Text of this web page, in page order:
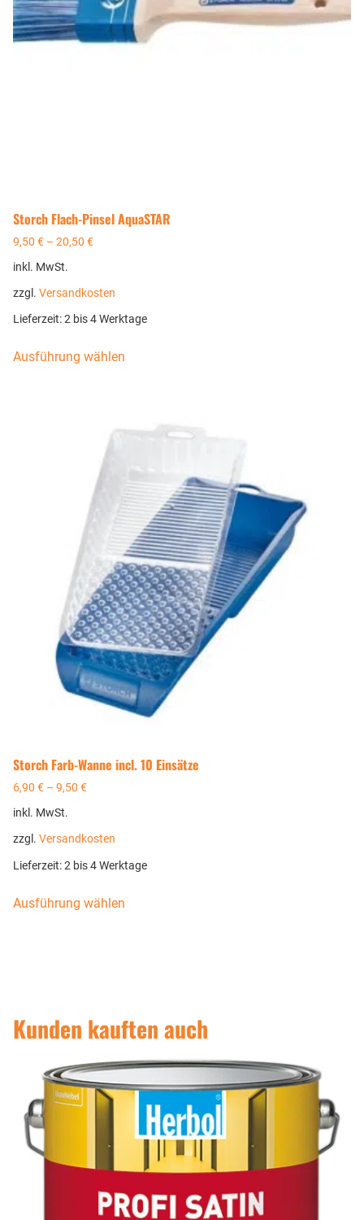
Storch Flach-Pinsel AquaSTAR
9,50 € – 20,50 €
inkl. MwSt.
zzgl. Versandkosten
Lieferzeit:2 bis 4 Werktage
Ausführung wählen
Storch Farb-Wanne incl. 10 Einsätze
6,90 € – 9,50 €
inkl. MwSt.
zzgl. Versandkosten
Lieferzeit:2 bis 4 Werktage
Ausführung wählen
Kunden kauften auch